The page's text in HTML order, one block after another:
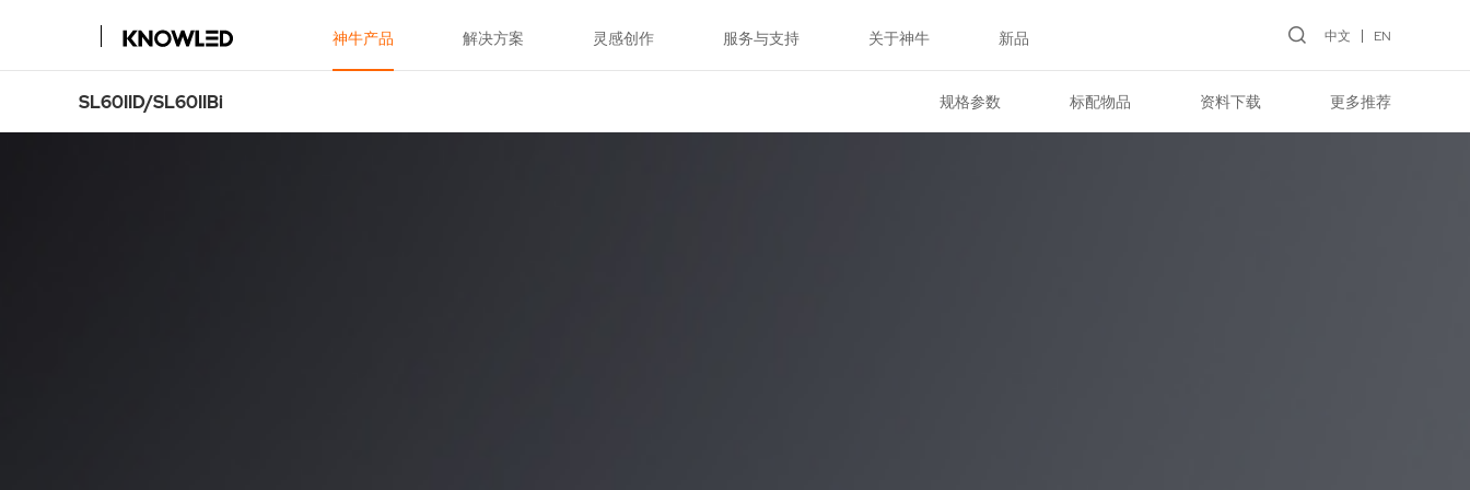
神牛产品 解决方案 灵感创作 服务与支持 关于神牛 新品 中文 EN
SL60IID/SL60IIBi 规格参数 标配物品 资料下载 更多推荐